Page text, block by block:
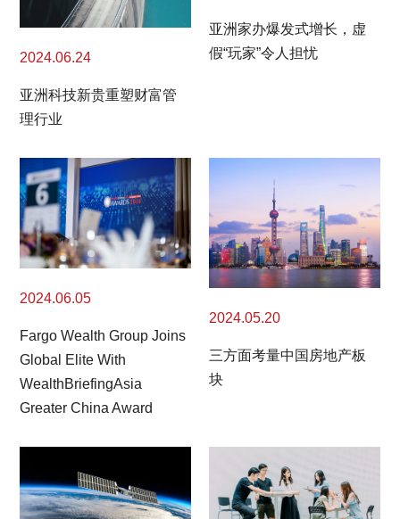
2024.06.24
亚洲科技新贵重塑财富管
理行业
亚洲家办爆发式增长，虚
假“玩家”令人担忧
2024.06.05
Fargo Wealth Group Joins
Global Elite With
WealthBriefingAsia
Greater China Award
2024.05.20
三方面考量中国房地产板
块